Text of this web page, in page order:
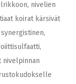
nivelien
koirat kärsivät
nivelpinnan